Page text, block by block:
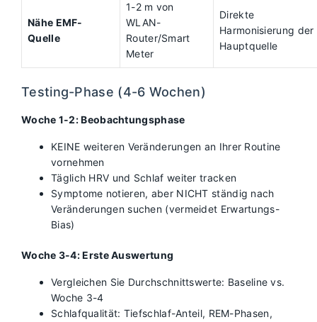
Nähe EMF-
Quelle
1-2 m von
WLAN-
Router/Smart
Meter
Direkte
Harmonisierung der
Hauptquelle
Testing-Phase (4-6 Wochen)
Woche 1-2: Beobachtungsphase
KEINE weiteren Veränderungen an Ihrer Routine
vornehmen
Täglich HRV und Schlaf weiter tracken
Symptome notieren, aber NICHT ständig nach
Veränderungen suchen (vermeidet Erwartungs-
Bias)
Woche 3-4: Erste Auswertung
Vergleichen Sie Durchschnittswerte: Baseline vs.
Woche 3-4
Schlafqualität: Tiefschlaf-Anteil, REM-Phasen,